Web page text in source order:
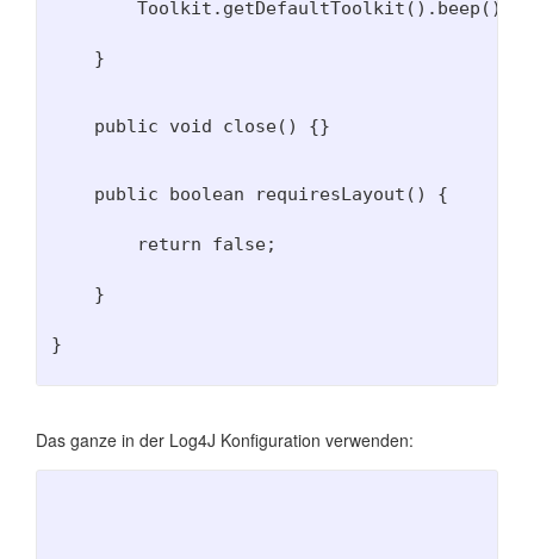
        Toolkit.getDefaultToolkit().beep();
    }
    public void close() {}
    public boolean requiresLayout() {
        return false;
    }
}
Das ganze in der Log4J Konfiguration verwenden: